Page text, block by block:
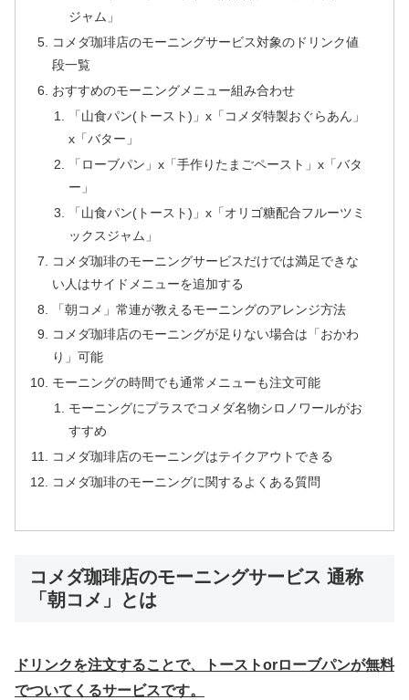
ジャム」
コメダ珈琲店のモーニングサービス対象のドリンク値
段一覧
おすすめのモーニングメニュー組み合わせ
「山食パン(トースト)」x「コメダ特製おぐらあん」
x「バター」
「ローブパン」x「手作りたまごペースト」x「バタ
ー」
「山食パン(トースト)」x「オリゴ糖配合フルーツミ
ックスジャム」
コメダ珈琲のモーニングサービスだけでは満足できな
い人はサイドメニューを追加する
「朝コメ」常連が教えるモーニングのアレンジ方法
コメダ珈琲店のモーニングが足りない場合は「おかわ
り」可能
モーニングの時間でも通常メニューも注文可能
モーニングにプラスでコメダ名物シロノワールがお
すすめ
コメダ珈琲店のモーニングはテイクアウトできる
コメダ珈琲のモーニングに関するよくある質問
コメダ珈琲店のモーニングサービス 通称
「朝コメ」とは
ドリンクを注文することで、トーストorローブパンが無料
でついてくるサービスです。